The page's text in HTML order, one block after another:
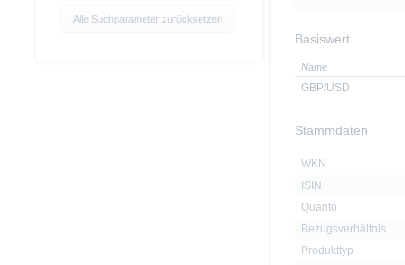
Basiswert
Name
GBP/USD
Stammdaten
WKN
ISIN
Quanto
Bezugsverhältnis
Produkttyp
Alle Suchparameter zurücksetzen